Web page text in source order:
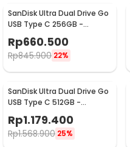
SanDisk Ultra Dual Drive Go
USB Type C 256GB -
SDDDC3
Rp660.500
Rp845.900 22%
SanDisk Ultra Dual Drive Go
USB Type C 512GB -
Rp1.179.400
Rp1.568.900 25%